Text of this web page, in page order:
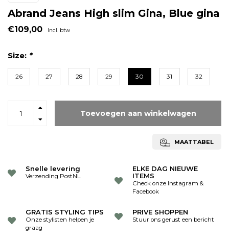
Abrand Jeans High slim Gina, Blue gina
€109,00 Incl. btw
Size: *
26 27 28 29 30 31 32
Toevoegen aan winkelwagen
MAATTABEL
Snelle levering
Verzending PostNL
ELKE DAG NIEUWE
ITEMS
Check onze Instagram &
Facebook
GRATIS STYLING TIPS
Onze stylisten helpen je
graag
PRIVE SHOPPEN
Stuur ons gerust een bericht